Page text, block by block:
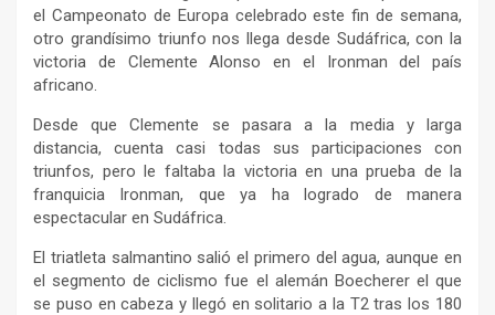
el Campeonato de Europa celebrado este fin de semana,
otro grandísimo triunfo nos llega desde Sudáfrica, con la
victoria de Clemente Alonso en el Ironman del país
africano.
Desde que Clemente se pasara a la media y larga
distancia, cuenta casi todas sus participaciones con
triunfos, pero le faltaba la victoria en una prueba de la
franquicia Ironman, que ya ha logrado de manera
espectacular en Sudáfrica.
El triatleta salmantino salió el primero del agua, aunque en
el segmento de ciclismo fue el alemán Boecherer el que
se puso en cabeza y llegó en solitario a la T2 tras los 180